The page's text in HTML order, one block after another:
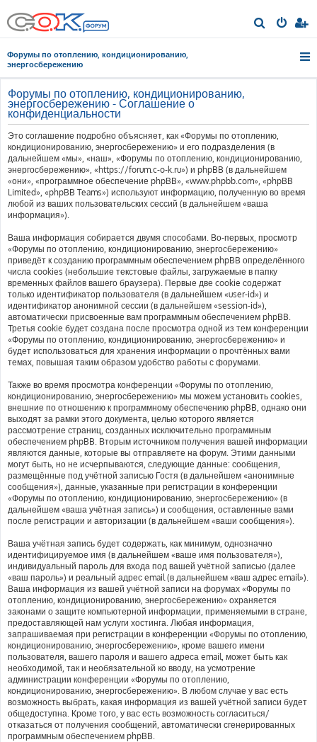
о
Форумы по отоплению, кондиционированию,
энергосбережению
Форумы по отоплению, кондиционированию,
энергосбережению - Соглашение о
конфиденциальности
Это соглашение подробно объясняет, как «Форумы по отоплению,
кондиционированию, энергосбережению» и его подразделения (в
дальнейшем «мы», «наш», «Форумы по отоплению, кондиционированию,
энергосбережению», «https://forum.c-o-k.ru») и phpBB (в дальнейшем
«они», «программное обеспечение phpBB», «www.phpbb.com», «phpBB
Limited», «phpBB Teams») используют информацию, полученную во время
любой из ваших пользовательских сессий (в дальнейшем «ваша
информация»).
Ваша информация собирается двумя способами. Во-первых, просмотр
«Форумы по отоплению, кондиционированию, энергосбережению»
приведёт к созданию программным обеспечением phpBB определённого
числа cookies (небольшие текстовые файлы, загружаемые в папку
временных файлов вашего браузера). Первые две cookie содержат
только идентификатор пользователя (в дальнейшем «user-id») и
идентификатор анонимной сессии (в дальнейшем «session-id»),
автоматически присвоенные вам программным обеспечением phpBB.
Третья cookie будет создана после просмотра одной из тем конференции
«Форумы по отоплению, кондиционированию, энергосбережению» и
будет использоваться для хранения информации о прочтённых вами
темах, повышая таким образом удобство работы с форумами.
Также во время просмотра конференции «Форумы по отоплению,
кондиционированию, энергосбережению» мы можем установить cookies,
внешние по отношению к программному обеспечению phpBB, однако они
выходят за рамки этого документа, целью которого является
рассмотрение страниц, созданных исключительно программным
обеспечением phpBB. Вторым источником получения вашей информации
являются данные, которые вы отправляете на форум. Этими данными
могут быть, но не исчерпываются, следующие данные: сообщения,
размещённые под учётной записью Гостя (в дальнейшем «анонимные
сообщения»), данные, указанные при регистрации в конференции
«Форумы по отоплению, кондиционированию, энергосбережению» (в
дальнейшем «ваша учётная запись») и сообщения, оставленные вами
после регистрации и авторизации (в дальнейшем «ваши сообщения»).
Ваша учётная запись будет содержать, как минимум, однозначно
идентифицируемое имя (в дальнейшем «ваше имя пользователя»),
индивидуальный пароль для входа под вашей учётной записью (далее
«ваш пароль») и реальный адрес email (в дальнейшем «ваш адрес email»).
Ваша информация из вашей учётной записи на форумах «Форумы по
отоплению, кондиционированию, энергосбережению» охраняется
законами о защите компьютерной информации, применяемыми в стране,
предоставляющей нам услуги хостинга. Любая информация,
запрашиваемая при регистрации в конференции «Форумы по отоплению,
кондиционированию, энергосбережению», кроме вашего имени
пользователя, вашего пароля и вашего адреса email, может быть как
необходимой, так и необязательной ко вводу, на усмотрение
администрации конференции «Форумы по отоплению,
кондиционированию, энергосбережению». В любом случае у вас есть
возможность выбрать, какая информация из вашей учётной записи будет
общедоступна. Кроме того, у вас есть возможность согласиться/
отказаться от получения сообщений, автоматически сгенерированных
программным обеспечением phpBB.